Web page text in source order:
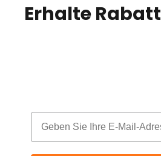
Erhalte Rabatt
Email